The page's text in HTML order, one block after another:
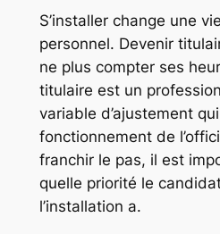
S’installer change une
personnel. Devenir
ne plus compter ses
titulaire est un
variable d’ajustement
fonctionnement de
franchir le pas, il est
quelle priorité le
l’installation a.